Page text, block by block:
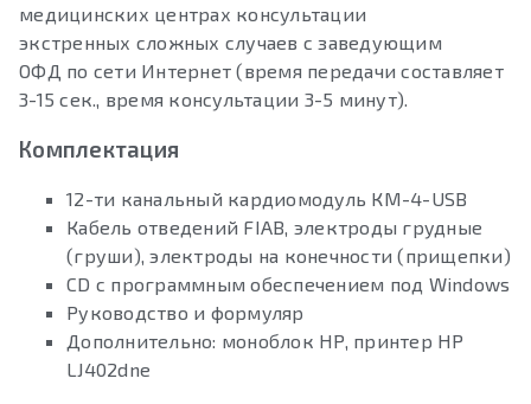
медицинских центрах консультации
экстренных сложных случаев с заведующим
ОФД по сети Интернет (время передачи составляет
3-15 сек., время консультации 3-5 минут).
Комплектация
12-ти канальный кардиомодуль КМ-4-USB
Кабель отведений FIAB, электроды грудные
(груши), электроды на конечности (прищепки)
CD с программным обеспечением под Windows
Руководство и формуляр
Дополнительно: моноблок HP, принтер HP
LJ402dne